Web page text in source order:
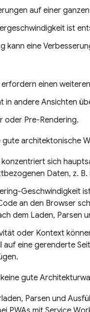
auf einer
ist
kann eine
einen
in andere Ansichten
oder Pre-Rendering.
architektonische
sich
Daten, z.
Geschwindigkeit
an den Browser
dem Laden, Parsen
oder Kontext
auf eine gerenderte
gute
Parsen und